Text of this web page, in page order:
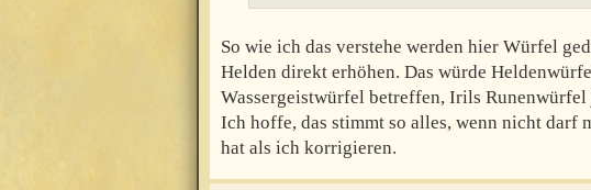
So wie ich das verstehe werden hier Würfel
Helden direkt erhöhen. Das würde
Wassergeistwürfel betreffen, Irils
Ich hoffe, das stimmt so alles, wenn nicht darf
hat als ich korrigieren.